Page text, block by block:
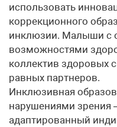
использовать
коррекционного
инклюзии. Малыши с
возможностями
коллектив здоровых
равных партнеров.
Инклюзивная
нарушениями зрения
адаптированный